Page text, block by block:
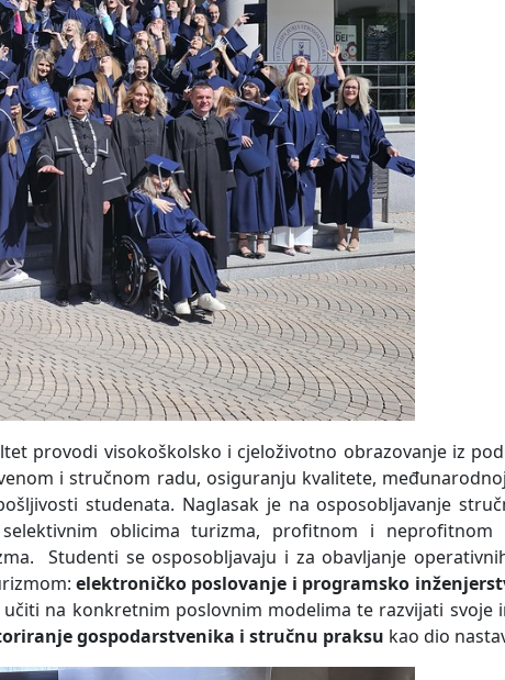
provodi visokoškolsko i cjeloživotno obrazovanje iz
i stručnom radu, osiguranju kvalitete,
studenata. Naglasak je na osposobljavanje
oblicima turizma, profitnom i neprofitnom
Studenti se osposobljavaju i za obavljanje
elektroničko poslovanje i programsko
na konkretnim poslovnim modelima te razvijati svoje
gospodarstvenika i stručnu praksu kao dio